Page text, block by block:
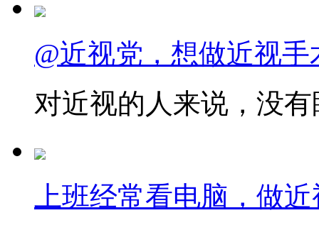
@近视党，想做近视
对近视的人来说，没
上班经常看电脑，做